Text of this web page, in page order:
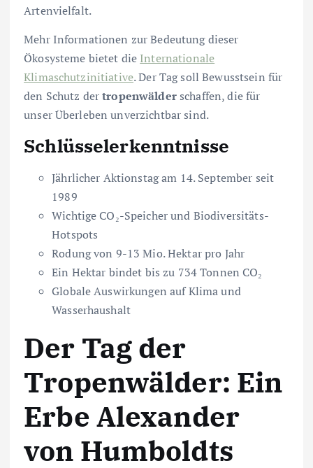
Artenvielfalt.
Mehr Informationen zur Bedeutung dieser
Ökosysteme bietet die Internationale
Klimaschutzinitiative. Der Tag soll Bewusstsein für
den Schutz dertropenwälderschaffen, die für
unser Überleben unverzichtbar sind.
Schlüsselerkenntnisse
Jährlicher Aktionstag am 14. September seit
1989
Wichtige CO₂-Speicher und Biodiversitäts-
Hotspots
Rodung von 9-13 Mio. Hektar pro Jahr
Ein Hektar bindet bis zu 734 Tonnen CO₂
Globale Auswirkungen auf Klima und
Wasserhaushalt
Der Tag der
Tropenwälder: Ein
Erbe Alexander
von Humboldts